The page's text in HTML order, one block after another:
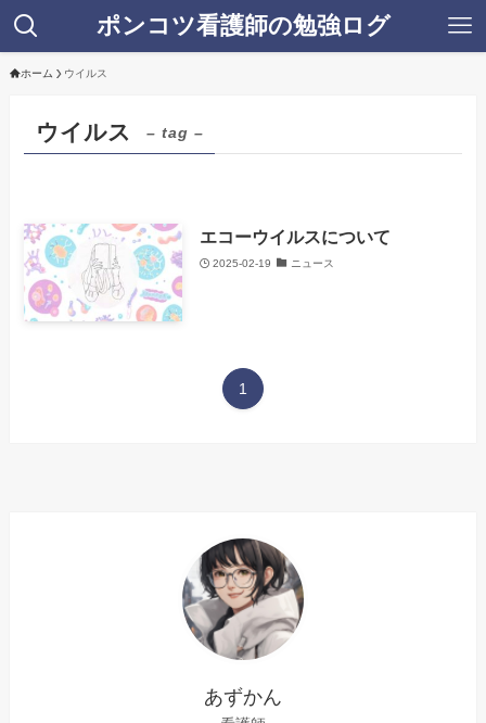
ポンコツ看護師の勉強ログ
ホーム ウイルス
ウイルス – tag –
エコーウイルスについて
2025-02-19 ニュース
1
あずかん